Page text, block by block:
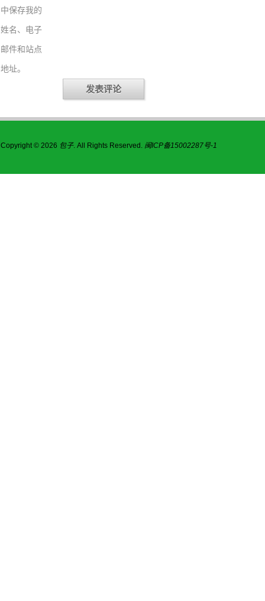
中保存我的
姓名、电子
邮件和站点
地址。
Copyright © 2026 包子. All Rights Reserved. 闽ICP备15002287号-1